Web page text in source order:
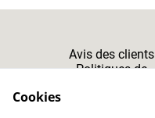
Avis des clients
Politiques de
Cookies